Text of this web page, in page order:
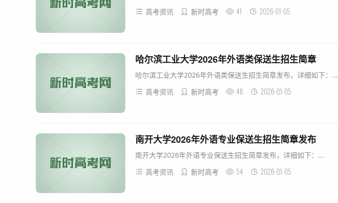
高考资讯
新时高考 41 2026-01-05
哈尔滨工业大学2026年外语类保送生招生简章
哈尔滨工业大学2026年外语类保送生招生简章发布，详细如下：...
高考资讯
新时高考 46 2026-01-05
南开大学2026年外语专业保送生招生简章发布
南开大学2026年外语专业保送生招生简章发布，详细如下：...
高考资讯
新时高考 54 2026-01-05